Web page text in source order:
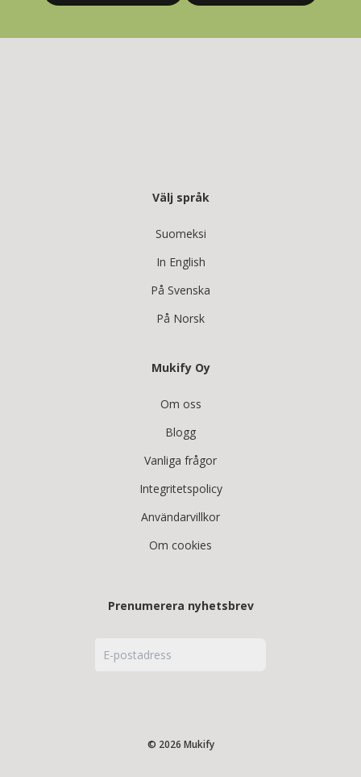
Välj språk
Suomeksi
In English
På Svenska
På Norsk
Mukify Oy
Om oss
Blogg
Vanliga frågor
Integritetspolicy
Användarvillkor
Om cookies
Prenumerera nyhetsbrev
© 2026 Mukify